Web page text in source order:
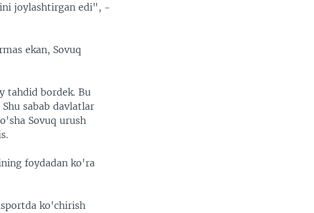
joylashtirgan edi", -
ekan, Sovuq
tahdid bordek. Bu
sabab davlatlar
Sovuq urush
foydadan ko'ra
ko'chirish